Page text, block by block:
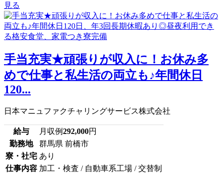
見る
手当充実★頑張りが収入に！お休み多
めで仕事と私生活の両立も♪年間休日
120...
日本マニュファクチャリングサービス株式会社
給与 月収例292,000円
勤務地
群馬県 前橋市
寮・社宅 あり
仕事内容 加工・検査 / 自動車系工場 / 交替制